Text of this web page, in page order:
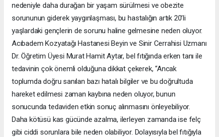
nedeniyle daha durağan bir yaşam sürülmesi ve obezite
sorununun giderek yaygınlaşması, bu hastalığın artık 20’li
yaşlardaki gençlerin de sorunu haline gelmesine neden oluyor.
Acıbadem Kozyatağı Hastanesi Beyin ve Sinir Cerrahisi Uzmanı
Dr. Öğretim Üyesi Murat Hamit Aytar, bel fıtığında erken tanı ile
tedavinin çok önemli olduğuna dikkat çekerek, “Ancak
toplumda doğru sanılan bazı hatalı bilgiler ve bu doğrultuda
hareket edilmesi zaman kaybına neden oluyor, bunun
sonucunda tedaviden etkin sonuç alınmasını önleyebiliyor.
Daha kötüsü kas gücünde azalma, ilerleyen zamanda ise felç
gibi ciddi sorunlara bile neden olabiliyor. Dolayısıyla bel fıtığıyla